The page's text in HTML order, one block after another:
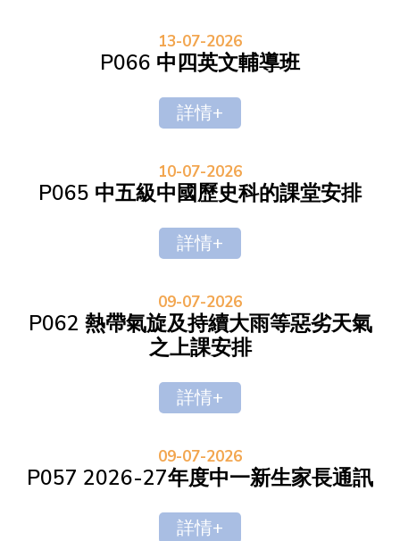
13-07-2026
P066 中四英文輔導班
詳情+
10-07-2026
P065 中五級中國歷史科的課堂安排
詳情+
09-07-2026
P062 熱帶氣旋及持續大雨等惡劣天氣
之上課安排
詳情+
09-07-2026
P057 2026-27年度中一新生家長通訊
詳情+